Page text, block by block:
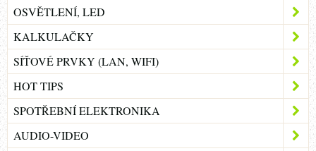
OSVĚTLENÍ, LED
KALKULAČKY
SÍŤOVÉ PRVKY (LAN, WIFI)
HOT TIPS
SPOTŘEBNÍ ELEKTRONIKA
AUDIO-VIDEO